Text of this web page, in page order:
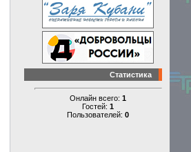
Статистика
Онлайн всего: 1
Гостей: 1
Пользователей: 0